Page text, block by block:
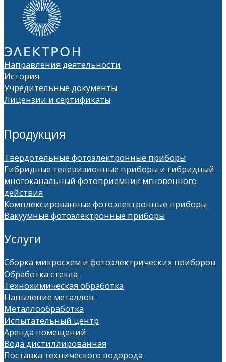
Направления деятельности
История
Учредительные документы
Лицензии и сертификаты
Продукция
Твердотельные фотоэлектронные приборы
Гибридные телевизионные приборы и гибридный
многоканальный фотоприемник мгновенного
действия
Комплексированные фотоэлектронные приборы
Вакуумные фотоэлектронные приборы
Услуги
Сборка микросхем и фотоэлектрических приборов
Обработка стекла
Технохимическая обработка
Напыление металлов
Металлообработка
Испытательный центр
Аренда помещений
Вода дистиллированная
Поставка технического водорода